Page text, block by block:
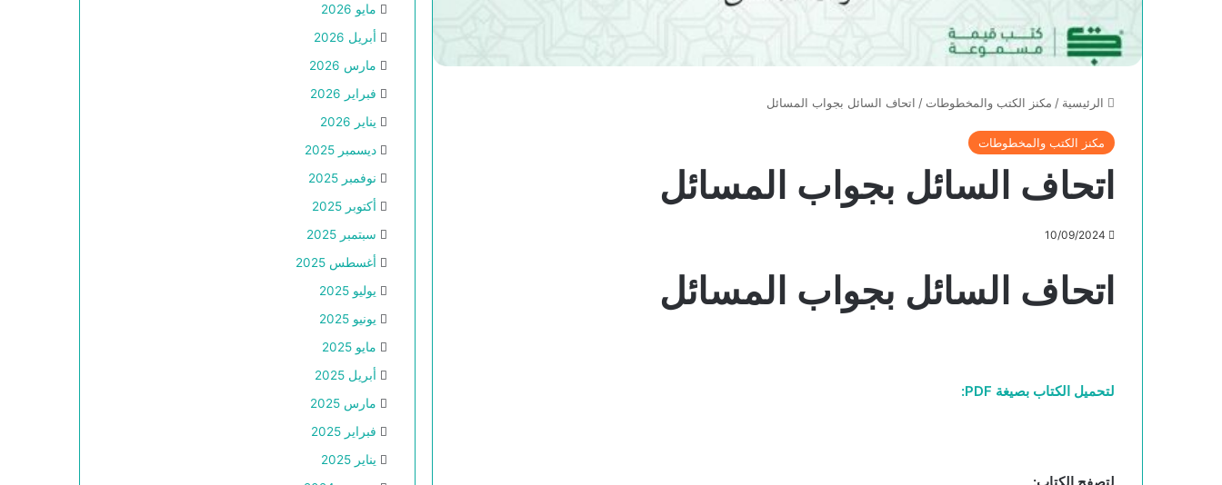
الرئيسية / مكنز الكتب والمخطوطات / اتحاف السائل بجواب المسائل
مكنز الكتب والمخطوطات
اتحاف السائل بجواب المسائل
10/09/2024
اتحاف السائل بجواب المسائل
لتحميل الكتاب بصيغة PDF:
مايو 2026
أبريل 2026
مارس 2026
فبراير 2026
يناير 2026
ديسمبر 2025
نوفمبر 2025
أكتوبر 2025
سبتمبر 2025
أغسطس 2025
يوليو 2025
يونيو 2025
مايو 2025
أبريل 2025
مارس 2025
فبراير 2025
يناير 2025